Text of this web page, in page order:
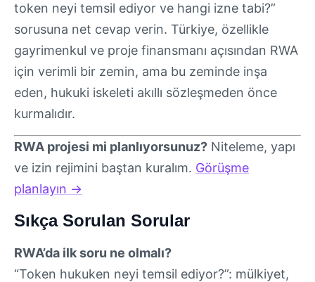
token neyi temsil ediyor ve hangi izne tabi?”
sorusuna net cevap verin. Türkiye, özellikle
gayrimenkul ve proje finansmanı açısından RWA
için verimli bir zemin, ama bu zeminde inşa
eden, hukuki iskeleti akıllı sözleşmeden önce
kurmalıdır.
RWA projesi mi planlıyorsunuz? Niteleme, yapı
ve izin rejimini baştan kuralım. Görüşme
planlayın →
Sıkça Sorulan Sorular
RWA’da ilk soru ne olmalı?
“Token hukuken neyi temsil ediyor?”: mülkiyet,